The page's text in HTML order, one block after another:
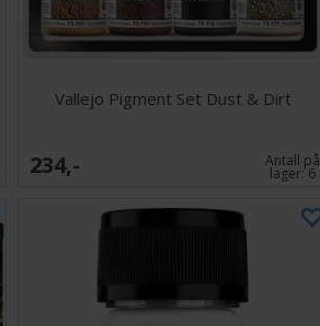
Vallejo Pigment Set Dust & Dirt
234,- Antall på
lager:6